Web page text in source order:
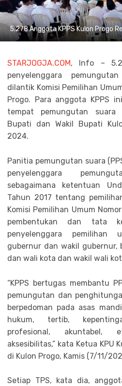
5.278 Anggota KPPS Kulon Progo
STARJOGJA.COM, Info –
penyelenggara
dilantik Komisi Pemilihan
Progo. Para anggota KPPS
tempat pemungutan suara
Bupati dan Wakil Bupati
2024.
Panitia pemungutan suara
penyelenggara
sebagaimana ketentuan
Tahun 2017 tentang
Komisi Pemilihan Umum
pembentukan dan tata
penyelenggara pemilihan
gubernur dan wakil gubernur,
dan wali kota dan wakil wali
“KPPS bertugas membantu
pemungutan dan
berpedoman pada asas
hukum, tertib,
profesional, akuntabel,
aksesibilitas,” kata Ketua KPU
di Kulon Progo, Kamis (7/11/
Setiap TPS, kata dia,